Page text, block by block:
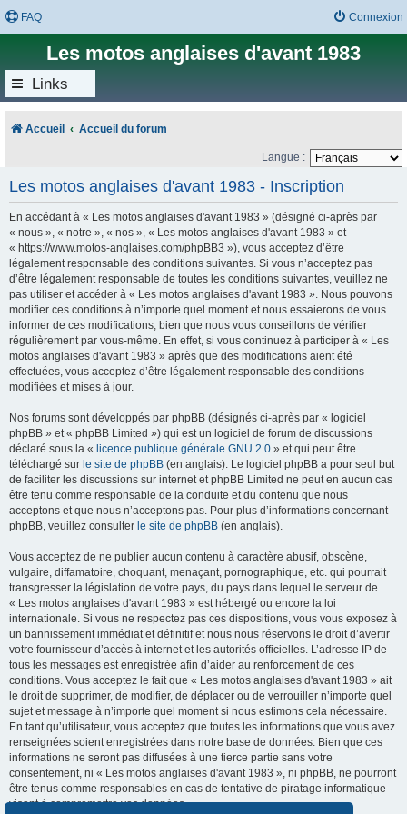
FAQ Connexion
Les motos anglaises d'avant 1983
Links
Accueil Accueil du forum
Langue :
Les motos anglaises d'avant 1983 - Inscription
En accédant à « Les motos anglaises d'avant 1983 » (désigné ci-après par
« nous », « notre », « nos », « Les motos anglaises d'avant 1983 » et
« https://www.motos-anglaises.com/phpBB3 »), vous acceptez d’être
légalement responsable des conditions suivantes. Si vous n’acceptez pas
d’être légalement responsable de toutes les conditions suivantes, veuillez ne
pas utiliser et accéder à « Les motos anglaises d'avant 1983 ». Nous pouvons
modifier ces conditions à n’importe quel moment et nous essaierons de vous
informer de ces modifications, bien que nous vous conseillons de vérifier
régulièrement par vous-même. En effet, si vous continuez à participer à « Les
motos anglaises d'avant 1983 » après que des modifications aient été
effectuées, vous acceptez d’être légalement responsable des conditions
modifiées et mises à jour.
Nos forums sont développés par phpBB (désignés ci-après par « logiciel
phpBB » et « phpBB Limited ») qui est un logiciel de forum de discussions
déclaré sous la « licence publique générale GNU 2.0 » et qui peut être
téléchargé sur le site de phpBB (en anglais). Le logiciel phpBB a pour seul but
de faciliter les discussions sur internet et phpBB Limited ne peut en aucun cas
être tenu comme responsable de la conduite et du contenu que nous
acceptons et que nous n’acceptons pas. Pour plus d’informations concernant
phpBB, veuillez consulter le site de phpBB (en anglais).
Vous acceptez de ne publier aucun contenu à caractère abusif, obscène,
vulgaire, diffamatoire, choquant, menaçant, pornographique, etc. qui pourrait
transgresser la législation de votre pays, du pays dans lequel le serveur de
« Les motos anglaises d'avant 1983 » est hébergé ou encore la loi
internationale. Si vous ne respectez pas ces dispositions, vous vous exposez à
un bannissement immédiat et définitif et nous nous réservons le droit d’avertir
votre fournisseur d’accès à internet et les autorités officielles. L’adresse IP de
tous les messages est enregistrée afin d’aider au renforcement de ces
conditions. Vous acceptez le fait que « Les motos anglaises d'avant 1983 » ait
le droit de supprimer, de modifier, de déplacer ou de verrouiller n’importe quel
sujet et message à n’importe quel moment si nous estimons cela nécessaire.
En tant qu’utilisateur, vous acceptez que toutes les informations que vous avez
renseignées soient enregistrées dans notre base de données. Bien que ces
informations ne seront pas diffusées à une tierce partie sans votre
consentement, ni « Les motos anglaises d'avant 1983 », ni phpBB, ne pourront
être tenus comme responsables en cas de tentative de piratage informatique
visant à compromettre vos données.